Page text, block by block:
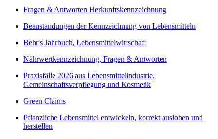
Fragen & Antworten Herkunftskennzeichnung
Beanstandungen der Kennzeichnung von Lebensmitteln
Behr's Jahrbuch, Lebensmittelwirtschaft
Nährwertkennzeichnung, Fragen & Antworten
Praxisfälle 2026 aus Lebensmittelindustrie,
Gemeinschaftsverpflegung und Kosmetik
Green Claims
Pflanzliche Lebensmittel entwickeln, korrekt ausloben und
herstellen